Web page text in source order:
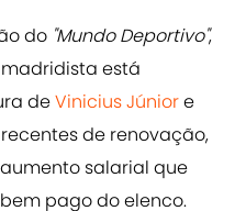
do "Mundo Deportivo",
está
deVinicius Júniore
de renovação,
salarial que
pago do elenco.